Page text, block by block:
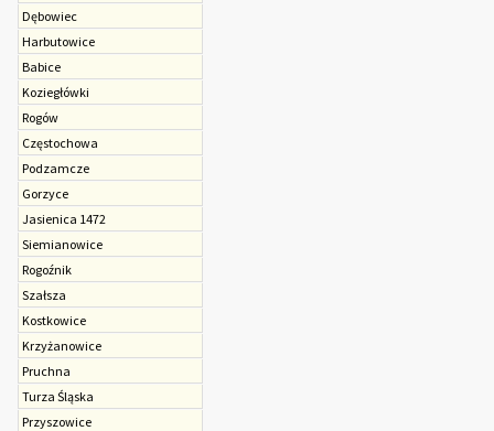
Dębowiec
Harbutowice
Babice
Koziegłówki
Rogów
Czę­sto­cho­wa
Podzamcze
Gorzyce
Jasienica 1472
Siemianowice
Rogoźnik
Szałsza
Kostkowice
Krzyżanowice
Pruchna
Turza Śląska
Przyszowice